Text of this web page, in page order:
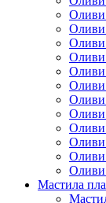
Оливи
Оливи
Оливи
Оливи
Оливи
Оливи
Оливи
Оливи
Оливи
Оливи
Оливи
Мастила